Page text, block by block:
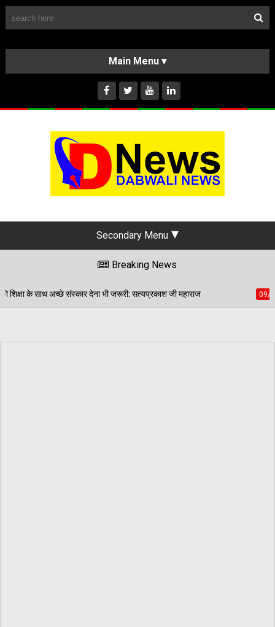
HOME
ABOUT US
INSTAGRAM
Secondary Menu
Breaking News
जरूरी: सत्यप्रकाश जी महाराज 09/08/2026 भारत विकास परिषद